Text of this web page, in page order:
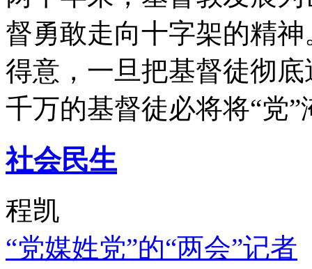
督勇敢走向十字架的精
得意，一旦把基督徒彻
千万的基督徒必将将“党”
社会民生
程凯
“党媒姓党”的“两会”记者